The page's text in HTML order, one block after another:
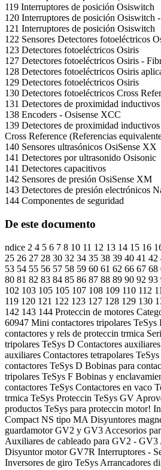
119 Interruptores de posición Osiswitch
120 Interruptores de posición Osiswitch -
121 Interruptores de posición Osiswitch
122 Sensores Detectores fotoeléctricos
123 Detectores fotoeléctricos Osiris
127 Detectores fotoeléctricos Osiris -
128 Detectores fotoeléctricos Osiris
129 Detectores fotoeléctricos Osiris
130 Detectores fotoeléctricos Cross
131 Detectores de proximidad
138 Encoders - Osisense XCC
139 Detectores de proximidad inductivos
Cross Reference (Referencias
140 Sensores ultrasónicos OsiSense XX
141 Detectores por ultrasonido Osisonic
141 Detectores capacitivos
142 Sensores de presión OsiSense XM
143 Detectores de presión electrónicos
144 Componentes de seguridad
De este documento
ndice 2 4 5 6 7 8 10 11 12 13 14 15 16
25 26 27 28 30 32 34 35 38 39 40 41
53 54 55 56 57 58 59 60 61 62 66 67
80 81 82 83 84 85 86 87 88 89 90 92 93
102 103 105 105 107 108 109 110 112
119 120 121 122 123 127 128 129 130
142 143 144 Proteccin de motores
60947 Mini contactores tripolares
contactores y rels de proteccin trmica
tripolares TeSys D Contactores
auxiliares Contactores tetrapolares
contactores TeSys D Bobinas para
tripolares TeSys F Bobinas y
contactores TeSys Contactores en vaco
trmica TeSys Proteccin TeSys GV
productos TeSys para proteccin motor!
Compact NS tipo MA Disyuntores
guardamotor GV2 y GV3 Accesorios
Auxiliares de cableado para GV2 - GV3
Disyuntor motor GV7R Interruptores -
Inversores de giro TeSys Arrancadores